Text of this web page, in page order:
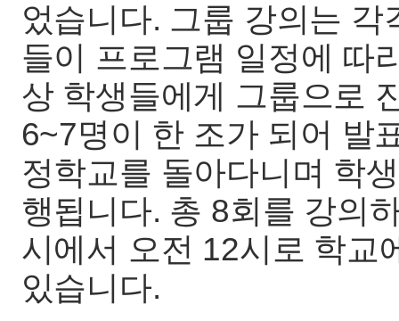
었습니다. 그룹 강의는
들이 프로그램 일정에 따
상 학생들에게 그룹으로
6~7명이 한 조가 되어 발
정학교를 돌아다니며 학
행됩니다. 총 8회를 강의
시에서 오전 12시로 학교
있습니다.